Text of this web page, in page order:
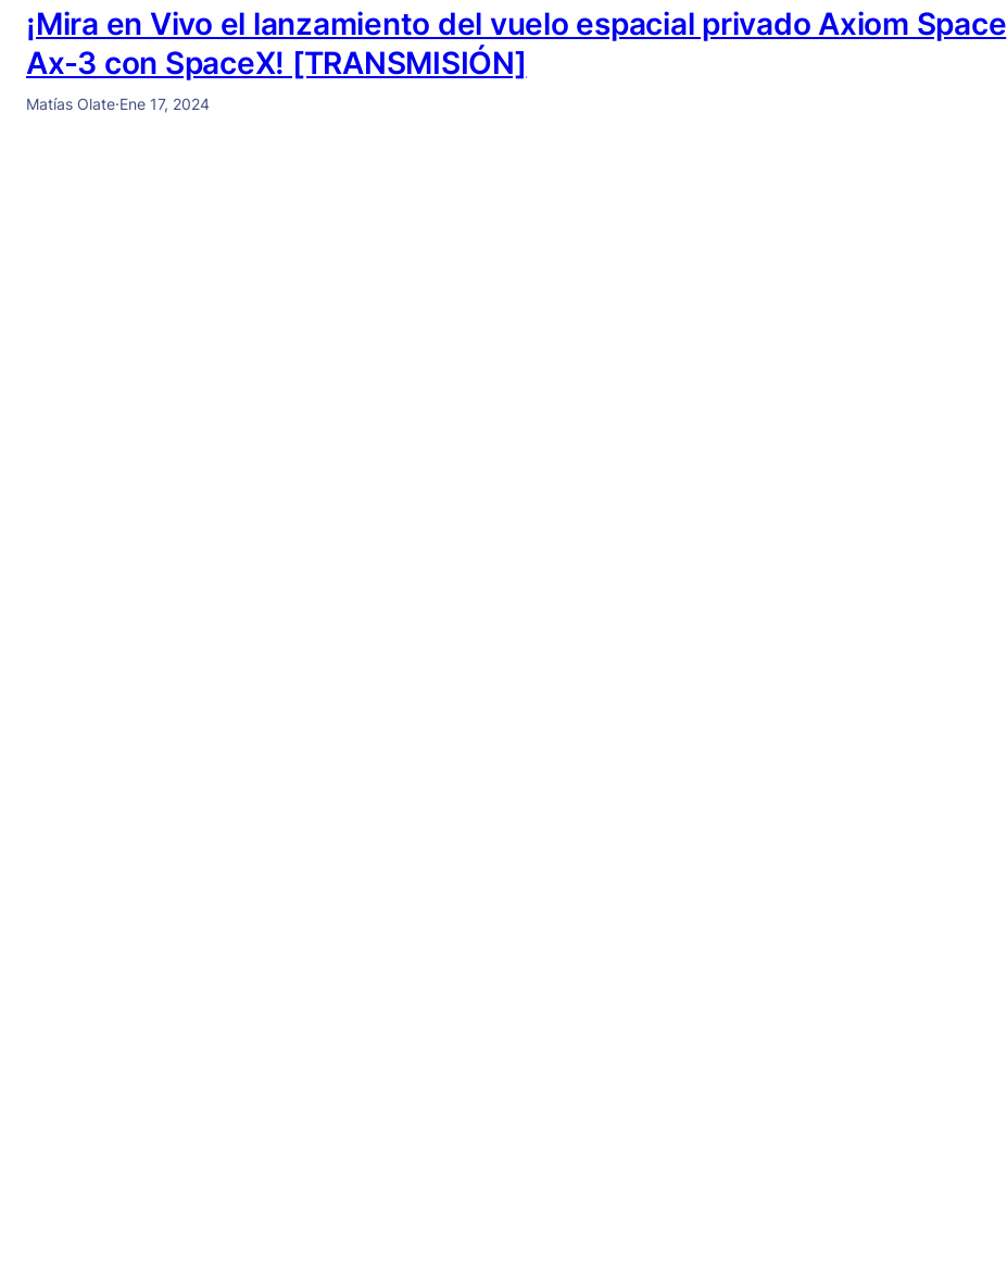
¡Mira en Vivo el lanzamiento del vuelo espacial privado Axiom Space
Ax-3 con SpaceX! [TRANSMISIÓN]
Matías Olate·Ene 17, 2024